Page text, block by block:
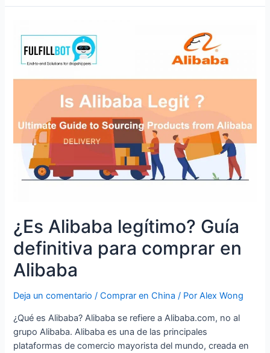
¿Es Alibaba legítimo? Guía
definitiva para comprar en
Alibaba
Deja un comentario /Comprar en China / PorAlex Wong
¿Qué es Alibaba? Alibaba se refiere a Alibaba.com, no al
grupo Alibaba. Alibaba es una de las principales
plataformas de comercio mayorista del mundo, creada en
Alibaba
legítimo?
Guía
definitiva
en
Alibaba